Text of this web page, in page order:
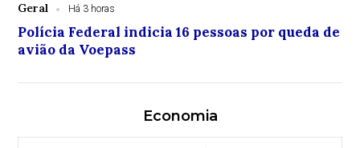
Geral Há 3 horas
Polícia Federal indicia 16 pessoas por queda de
avião da Voepass
Economia